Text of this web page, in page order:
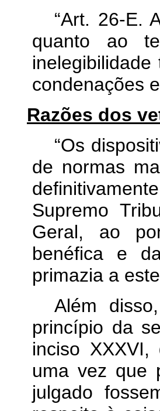
“Art. 26-E.
quanto ao
condenações
Razões dos
“Os
de normas
Supremo
Geral, ao
benéfica e
primazia a
Além
princípio da
inciso
uma vez que
julgado